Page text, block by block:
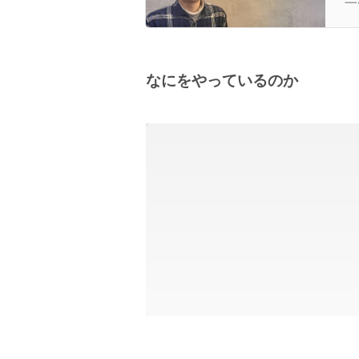
る
なにをやっているのか